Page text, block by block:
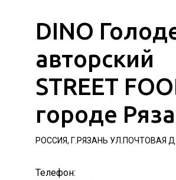
DINO
авторский
STREET
городе
РОССИЯ, Г.РЯЗАНЬ УЛ.ПОЧТОВАЯ
Телефон: